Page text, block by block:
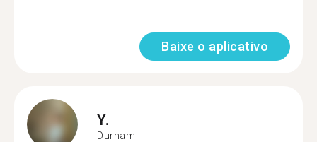
Baixe o aplicativo
Y.
Durham